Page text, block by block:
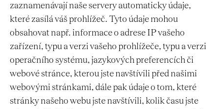
zaznamenávají naše servery automaticky údaje,
které zasílá váš prohlížeč. Tyto údaje mohou
obsahovat např. informace o adrese IP vašeho
zařízení, typu a verzi vašeho prohlížeče, typu a verzi
operačního systému, jazykových preferencích či
webové stránce, kterou jste navštívili před našimi
webovými stránkami, dále pak údaje o tom, které
stránky našeho webu jste navštívili, kolik času jste